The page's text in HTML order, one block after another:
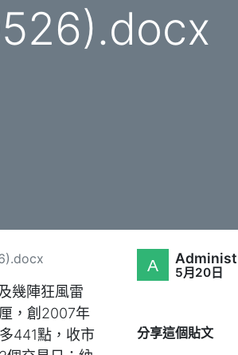
幾陣狂風雷
，創2007年
441點，收市
5月20日
分享這個貼文